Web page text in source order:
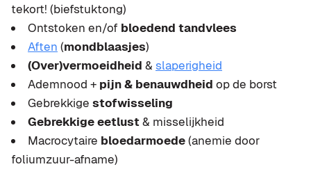
tekort! (biefstuktong)
Ontstoken en/of bloedend tandvlees
Aften (mondblaasjes)
(Over)vermoeidheid & slaperigheid
Ademnood + pijn & benauwdheid op de borst
Gebrekkige stofwisseling
Gebrekkige eetlust& misselijkheid
Macrocytaire bloedarmoede(anemie door
foliumzuur-afname)